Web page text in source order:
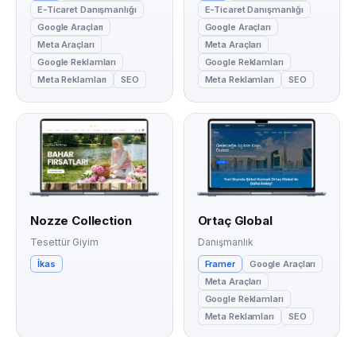
E-Ticaret Danışmanlığı
Google Araçları
Meta Araçları
Google Reklamları
Meta Reklamları
SEO
E-Ticaret Danışmanlığı
Google Araçları
Meta Araçları
Google Reklamları
Meta Reklamları
SEO
Nozze Collection
Tesettür Giyim
İkas
Ortaç Global
Danışmanlık
Framer
Google Araçları
Meta Araçları
Google Reklamları
Meta Reklamları
SEO